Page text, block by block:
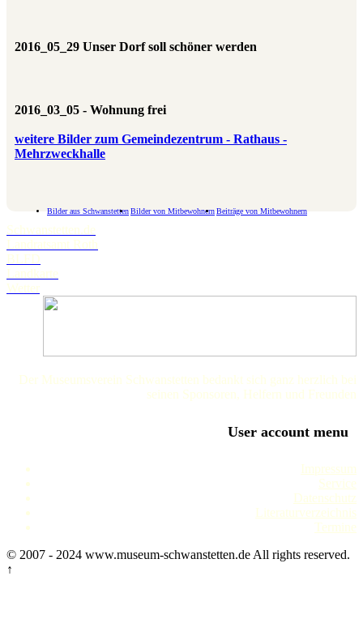
2016_05_29 Unser Dorf soll schöner werden
2016_03_05 - Wohnung frei
weitere Bilder zum Gemeindezentrum - Rathaus -
Mehrzweckhalle
Bilder aus SchwanstettenBilder von MitbewohnernBeiträge von Mitbewohnern
Schwanstetten.de
Landratsamt Roth
BLFD
Landkarte
Wetter
Der Museumsverein Schwanstetten bedankt sich ganz herzlich bei
seinen Sponsoren, Helfern und Freunden
User account menu
Impressum
Service
Datenschutz
Literaturverzeichnis
Termine
© 2007 - 2024 www.museum-schwanstetten.de All rights reserved.
↑